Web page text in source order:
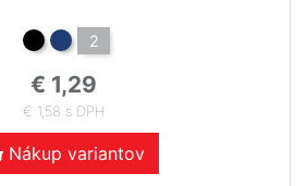
2
€ 1,29
€ 1,58 s DPH
Nákup variantov